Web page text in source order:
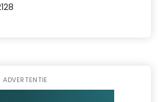
ADVERTENTIE